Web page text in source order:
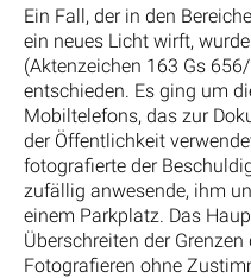
Ein Fall, der in den
ein neues Licht wirft,
(Aktenzeichen 163 Gs
entschieden. Es ging um
Mobiltelefons, das zur
der Öffentlichkeit
fotografierte der
zufällig anwesende, ihm
einem Parkplatz. Das
Überschreiten der
Fotografieren ohne